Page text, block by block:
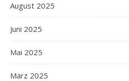
August 2025
Juni 2025
Mai 2025
März 2025